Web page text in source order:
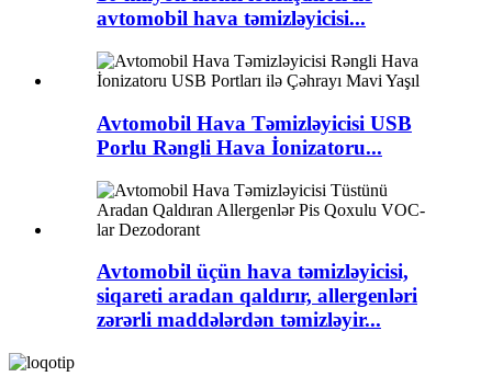
avtomobil hava təmizləyicisi...
Avtomobil Hava Təmizləyicisi USB
Porlu Rəngli Hava İonizatoru...
Avtomobil üçün hava təmizləyicisi,
siqareti aradan qaldırır, allergenləri
zərərli maddələrdən təmizləyir...